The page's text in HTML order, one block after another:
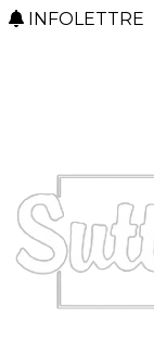
INFOLETTRE